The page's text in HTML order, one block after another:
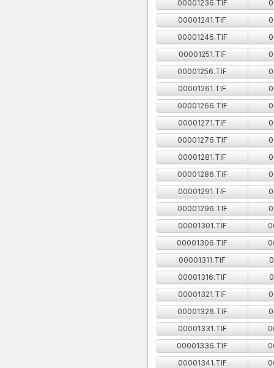
00001236.TIF
00001241.TIF
00001246.TIF
00001251.TIF
00001256.TIF
00001261.TIF
00001266.TIF
00001271.TIF
00001276.TIF
00001281.TIF
00001286.TIF
00001291.TIF
00001296.TIF
00001301.TIF
00001306.TIF
00001311.TIF
00001316.TIF
00001321.TIF
00001326.TIF
00001331.TIF
00001336.TIF
00001341.TIF